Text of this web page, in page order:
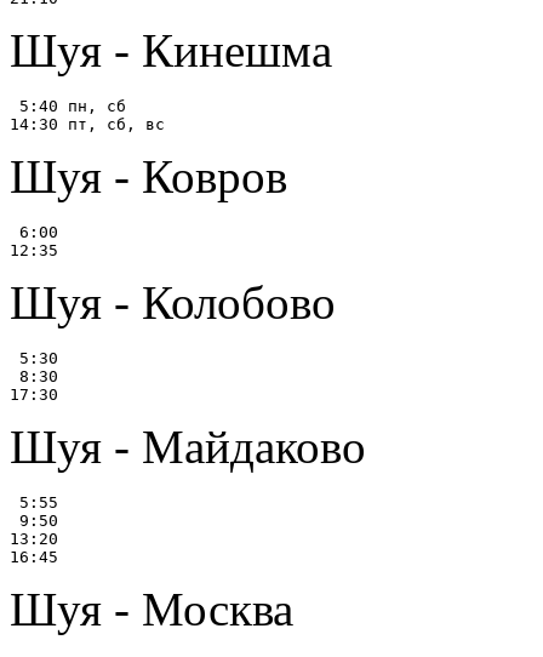
Шуя - Кинешма
5:40 пн, сб
Шуя - Ковров
6:00
Шуя - Колобово
5:30
8:30
Шуя - Майдаково
5:55
9:50
13:20
Шуя - Москва